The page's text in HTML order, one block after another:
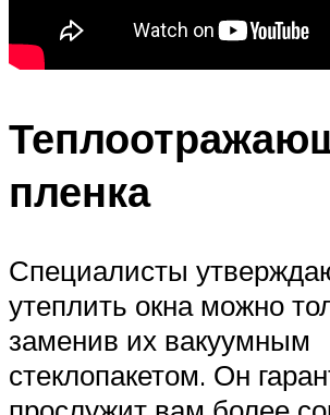
пленка
Специалисты
утеплить окна можно
заменив их вакуумным
стеклопакетом. Он